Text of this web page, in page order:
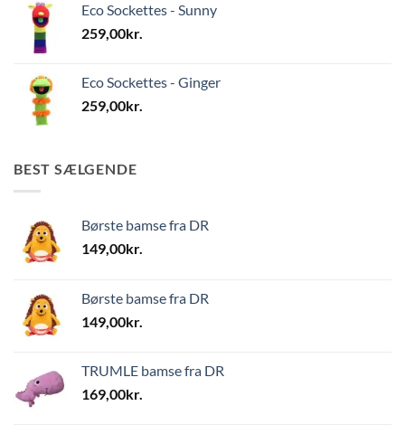
Eco Sockettes - Sunny
259,00kr.
Eco Sockettes - Ginger
259,00kr.
BEST SÆLGENDE
Børste bamse fra DR
149,00kr.
Børste bamse fra DR
149,00kr.
TRUMLE bamse fra DR
169,00kr.